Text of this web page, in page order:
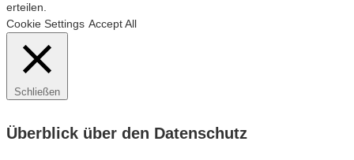
erteilen.
Cookie Settings Accept All
Schließen
Überblick über den Datenschutz